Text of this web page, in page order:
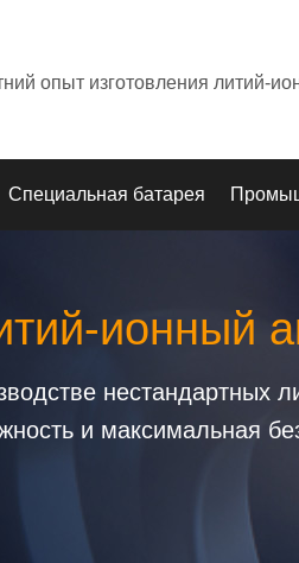
опыт изготовления литий-
Специальная батарея
ионный
нестандартных
и максимальная